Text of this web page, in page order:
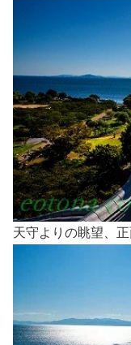
天守よりの眺望、